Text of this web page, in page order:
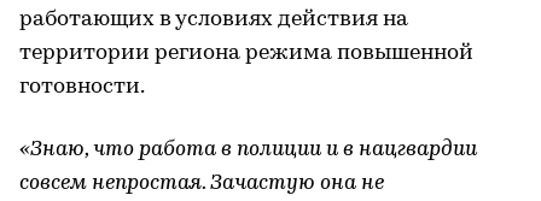
работающих в условиях действия на
территории региона режима повышенной
готовности.
«Знаю, что работа в полиции и в нацгвардии
совсем непростая. Зачастую она не